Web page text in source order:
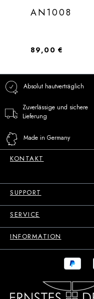
AN1008
Regulärer Preis:
89,00 €
Absolut hautverträglich
Zuverlässige und sichere
Lieferung
Made in Germany
KONTAKT
SUPPORT
SERVICE
INFORMATION